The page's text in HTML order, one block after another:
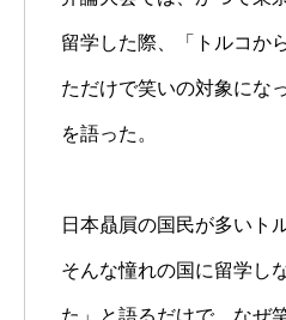
留学した際、「トルコか
ただけで笑いの対象にな
を語った。
日本贔屓の国民が多いト
そんな憧れの国に留学し
た」と語るだけで、なぜ